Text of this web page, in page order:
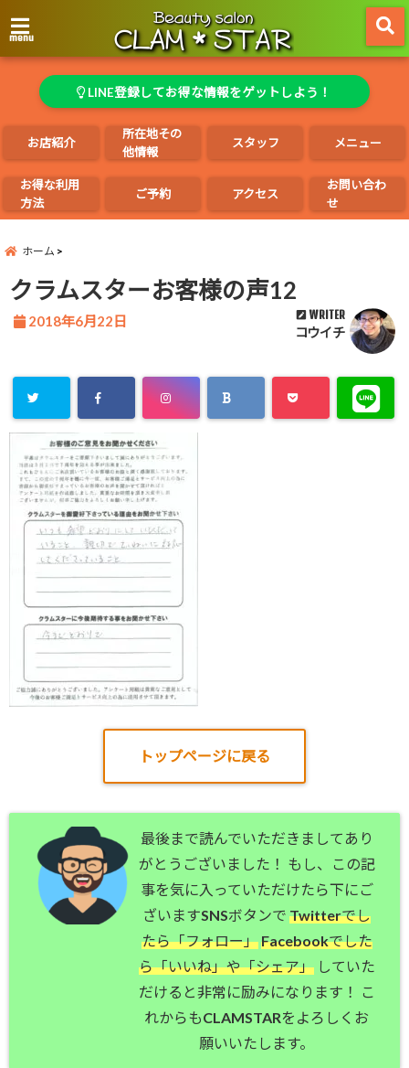
menu
LINE登録してお得な情報をゲットしよう！
お店紹介
所在地その
他情報
スタッフ メニュー
お得な利用
方法
ご予約 アクセス
お問い合わ
せ
ホーム
クラムスターお客様の声12
2018年6月22日 WRITER
コウイチ
トップページに戻る
最後まで読んでいただきましてあり
がとうございました！ もし、この記
事を気に入っていただけたら下にご
ざいますSNSボタンでTwitterでし
たら「フォロー」Facebookでした
ら「いいね」や「シェア」していた
だけると非常に励みになります！ こ
れからもCLAMSTARをよろしくお
願いいたします。